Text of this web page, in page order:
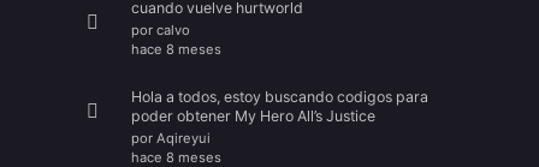
cuando vuelve hurtworld
por calvo
hace 8 meses
Hola a todos, estoy buscando codigos para
poder obtener My Hero All’s Justice
por Aqireyui
hace 8 meses